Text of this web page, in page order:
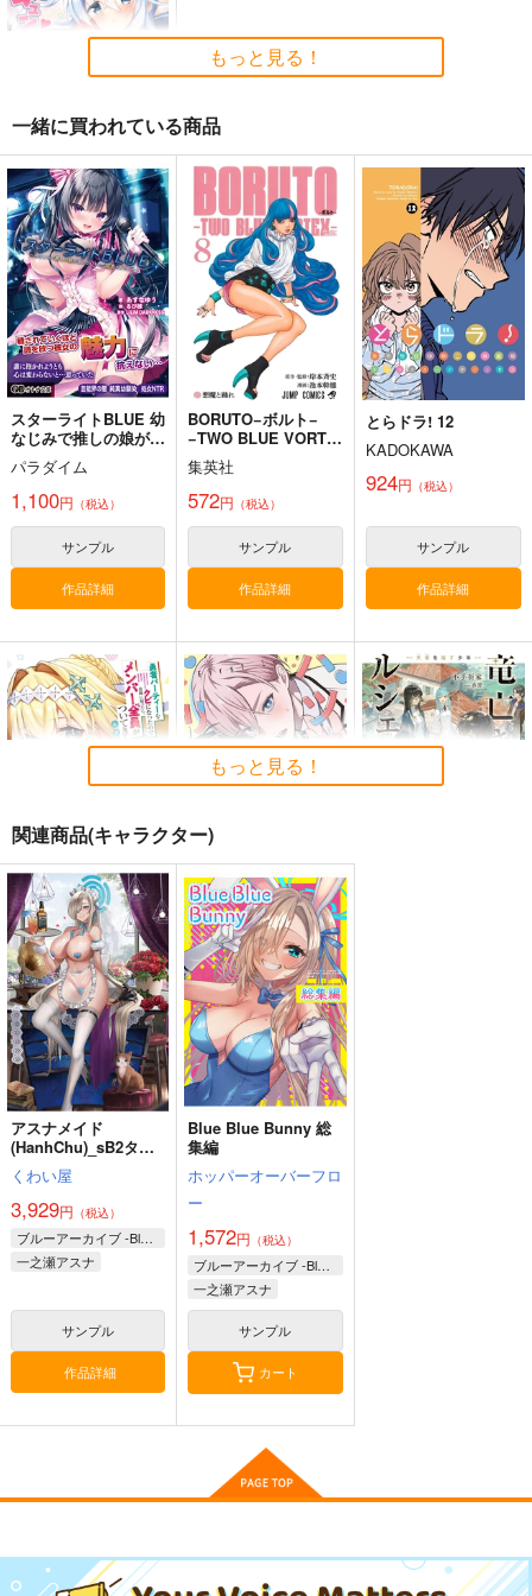
Ｏ山出版
ウマ娘 プリティーダービー
サンプル
カート
小鳥遊ホシノ
カート
久田イズナ
カート
[2608]小鳥遊ホシ
ノ アクスタ
くわい屋
1,572円（税込）
小鳥遊ホシノ
サンプル
作品詳細
[2608]ノアの夜(蘭
華)_sB2タペストリー
くわい屋
1,572円（税込）
生塩ノア
サンプル
作品詳細
[2608]竜華キサキ
トリー
くわい屋
2,200円（税込）
サンプル
作品詳細
[2608]C103キキョウ
B2タペストリー
くわい屋
1,572円（税込）
桐生キキョウ
作品詳細
[2608]浦和ハナコB2タ
ペストリー
くわい屋
1,572 円（税込）
ブルーアーカイブ -Blue Archive-
浦和ハナコ
作品詳細
(HanhChu)_sB2タペ
ストリー
リ-160CMX50CM抱き
ひびキュン
八卦電影城
770円（税込）
響
サンプル
作品詳細
もっと見る！
一緒に買われている商品
スターライトBLUE 幼
なじみで推しの娘が知
らないうちに開発され
ていた
パラダイム
1,100円 （税込）
サンプル
作品詳細
BORUTO−ボルト−
−TWO BLUE VORTE
X− 8
集英社
572円 （税込）
サンプル
作品詳細
とらドラ! 12
KADOKAWA
924円 （税込）
サンプル
作品詳細
勇者パーティーをクビ
になったので故郷に帰
ったら、メンバー全員
がついてきたんだが 2
KADOKAWA
924円（税込）
サンプル
作品詳細
ハツコイ・リプライズ
ジーオーティー
880円（税込）
サンプル
作品詳細
もっと見る！
関連商品(キャラクター)
アスナメイド
(HanhChu)_sB2タペ
ストリー
くわい屋
3,929円 （税込）
ブルーアーカイブ -Blue Archive-
一之瀬アスナ
サンプル
作品詳細
Blue Blue Bunny 総
集編
ホッパーオーバーフロ
ー
1,572円 （税込）
ブルーアーカイブ -Blue Archive-
一之瀬アスナ
室笠アカネ
サンプル
カート